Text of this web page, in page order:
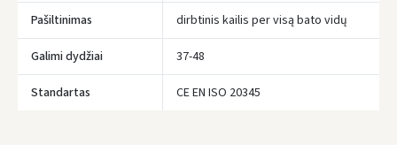
Pašiltinimas dirbtinis kailis per visą bato vidų
Galimi dydžiai 37-48
Standartas CE EN ISO 20345